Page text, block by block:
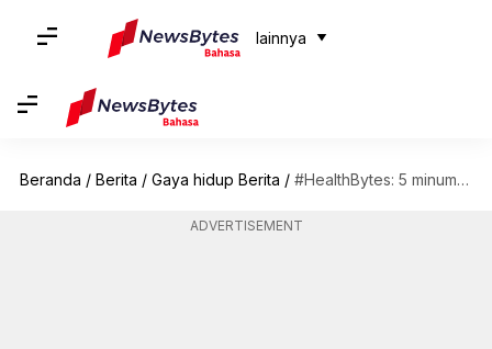
lainnya
Beranda / Berita / Gaya hidup Berita / #HealthBytes: 5 minuman ini kaya antioksidan
ADVERTISEMENT